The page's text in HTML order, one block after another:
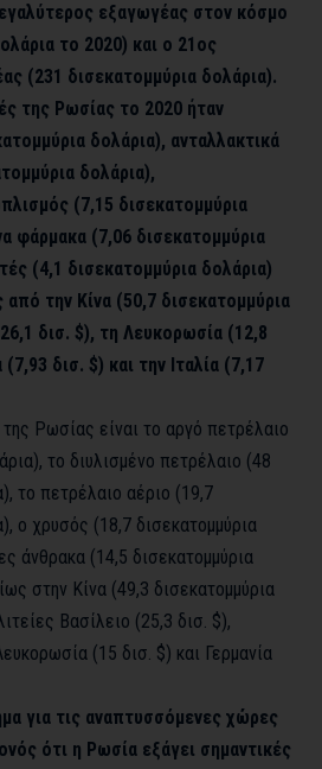
εξαγωγέας στον κόσμο
το 2020) και ο 21ος
(231 δισεκατομμύρια δολάρια).
της Ρωσίας το 2020 ήταν
δολάρια), ανταλλακτικά
δολάρια),
(7,15 δισεκατομμύρια
φάρμακα (7,06 δισεκατομμύρια
(4,1 δισεκατομμύρια δολάρια)
από την Κίνα (50,7 δισεκατομμύρια
δισ. $), τη Λευκορωσία (12,8
δισ. $) και την Ιταλία (7,17
Ρωσίας είναι το αργό πετρέλαιο
το διυλισμένο πετρέλαιο (48
το πετρέλαιο αέριο (19,7
ο χρυσός (18,7 δισεκατομμύρια
άνθρακα (14,5 δισεκατομμύρια
στην Κίνα (49,3 δισεκατομμύρια
Βασίλειο (25,3 δισ. $),
(15 δισ. $) και Γερμανία
για τις αναπτυσσόμενες χώρες
ότι η Ρωσία εξάγει σημαντικές